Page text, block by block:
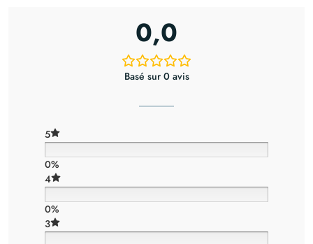
0,0
Basé sur 0 avis
5
0%
4
0%
3